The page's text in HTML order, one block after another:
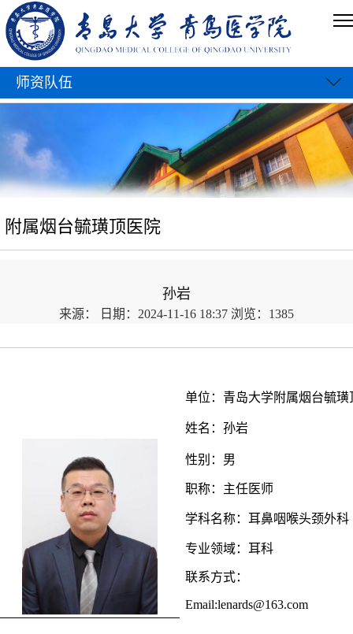
师资队伍
附属烟台毓璜顶医院
孙岩
来源： 日期：2024-11-16 18:37 浏览： 1385
单位 ： 青岛大学附属烟台毓璜
姓名： 孙岩
性别： 男
职称： 主任医师
学科名称： 耳鼻咽喉头颈外科
专业领域： 耳科
联系方式：
Email:lenards@163.com